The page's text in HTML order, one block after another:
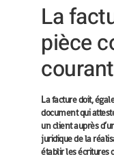
La
pièce
La facture doit,
document qui
un client auprès
juridique de la
établir les écritures